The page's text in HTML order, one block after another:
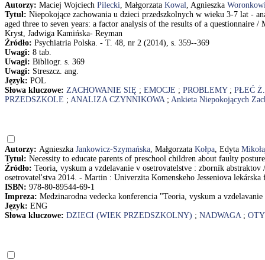
Autorzy: Maciej Wojciech Pilecki, Małgorzata Kowal, Agnieszka
Tytuł: Niepokojące zachowania u dzieci przedszkolnych w wieku 3-7 lat -
aged three to seven years: a factor analysis of the results of a
Kryst, Jadwiga Kamińska- Reyman
Źródło: Psychiatria Polska. - T. 48, nr 2 (2014), s. 359--369
Uwagi: 8 tab.
Uwagi: Bibliogr. s. 369
Uwagi: Streszcz. ang.
Język: POL
Słowa kluczowe: ZACHOWANIE SIĘ ; EMOCJE ; PROBLEMY; PŁEĆ Ż.
PRZEDSZKOLE ; ANALIZA CZYNNIKOWA; Ankieta Niepokojących
Autorzy: Agnieszka Jankowicz-Szymańska, Małgorzata Kołpa, Edyta
Tytuł: Necessity to educate parents of preschool children about faulty
Źródło: Teoria, vyskum a vzdelavanie v osetrovatelstve : zborník
osetrovatel'stva 2014. - Martin : Univerzita Komenskeho Jesseniova
ISBN: 978-80-89544-69-1
Impreza: Medzinarodna vedecka konferencia "Teoria, vyskum a
Język: ENG
Słowa kluczowe: DZIECI (WIEK PRZEDSZKOLNY) ; NADWAGA;